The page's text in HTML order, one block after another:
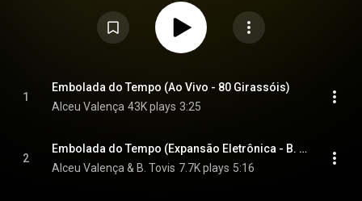
1
Embolada do Tempo (Ao Vivo - 80 Girassóis)
Alceu Valença 43K plays 3:25
2
Embolada do Tempo (Expansão Eletrônica - B. Tovis)
Alceu Valença & B. Tovis 7.7K plays 5:16